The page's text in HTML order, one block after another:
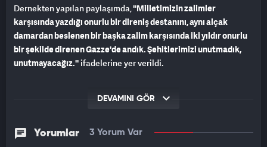
Dernekten yapılan paylaşımda,''Milletimizin zalimler
karşısında yazdığı onurlu bir direniş destanını, aynı alçak
damardan beslenen bir başka zalim karşısında iki yıldır onurlu
bir şekilde direnen Gazze'de andık. Şehitlerimizi unutmadık,
unutmayacağız.'' ifadelerine yer verildi.
DEVAMINI GÖR
Yorumlar 3 Yorum Var